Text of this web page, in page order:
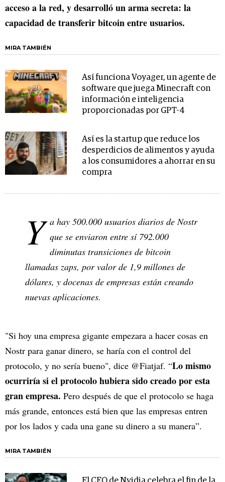
acceso a la red, y desarrolló un arma secreta: la
capacidad de transferir bitcoin entre usuarios.
MIRA TAMBIÉN
Así funciona Voyager, un agente de
software que juega Minecraft con
información e inteligencia
proporcionadas por GPT-4
Así es la startup que reduce los
desperdicios de alimentos y ayuda
a los consumidores a ahorrar en su
compra
Y a hay 500.000 usuarios diarios de Nostr
que se enviaron entre sí 792.000
diminutas transiciones de bitcoin
llamadas zaps, por valor de 1,9 millones de
dólares, y docenas de empresas están creando
nuevas aplicaciones.
"Si hoy una empresa gigante empezara a hacer cosas en
Nostr para ganar dinero, se haría con el control del
protocolo, y no sería bueno", dice @Fiatjaf. “Lo mismo
ocurriría si el protocolo hubiera sido creado por esta
gran empresa. Pero después de que el protocolo se haga
más grande, entonces está bien que las empresas entren
por los lados y cada una gane su dinero a su manera”.
MIRA TAMBIÉN